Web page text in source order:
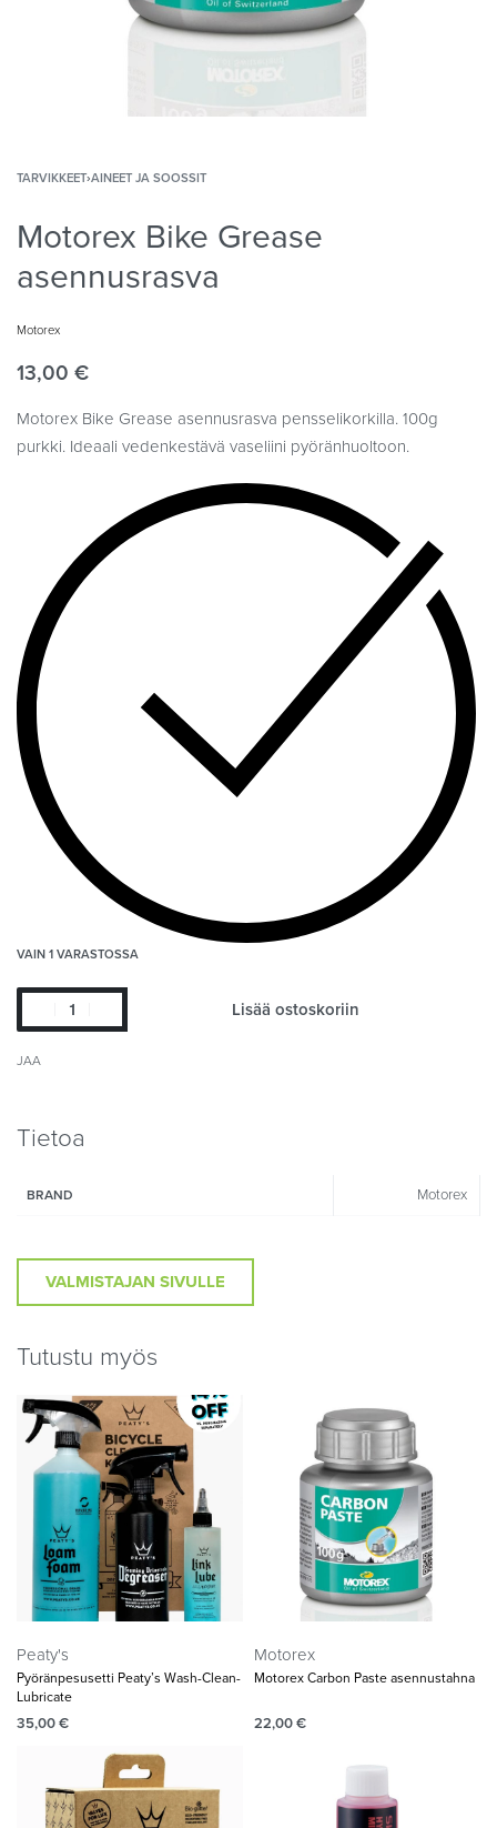
TARVIKKEET›AINEET JA SOOSSIT
Motorex Bike Grease
asennusrasva
Motorex
13,00 €
Motorex Bike Grease asennusrasva pensselikorkilla. 100g
purkki. Ideaali vedenkestävä vaseliini pyöränhuoltoon.
VAIN 1 VARASTOSSA
Lisää ostoskoriin
JAA
Tietoa
BRAND Motorex
VALMISTAJAN SIVULLE
Tutustu myös
Peaty's
Pyöränpesusetti Peaty’s Wash-Clean-
Lubricate
35,00€
Motorex
Motorex Carbon Paste asennustahna
22,00€